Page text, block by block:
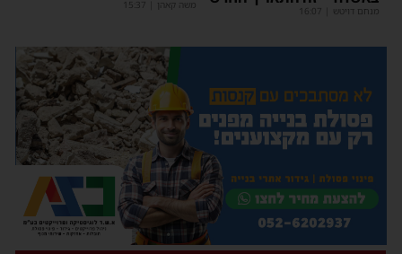
מנחם דויטש 16:07 משה קאהן 15:37